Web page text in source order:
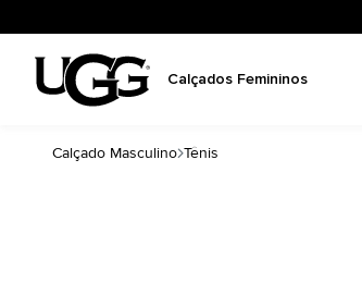
Calçados Femininos
Calçado Masculino Tênis